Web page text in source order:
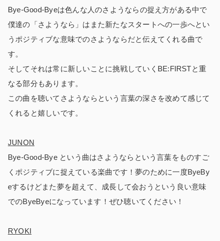
Bye-Good-Byeは色んな人のさようならの捉え方がある中で
僕達の「さようなら」はまた新たなスタートへの一歩へとい
うポジティブな意味でのさようならだと伝えてくれる曲で
す。
そしてそれは常に新しいことに挑戦していくBE:FIRSTと重
なる部分もあります。
この曲を聴いてさようならという言葉の深さを改めて感じて
くれると嬉しいです。
JUNON
Bye-Good-Bye という曲はさようならという言葉をものすご
くポジティブに捉えている楽曲です！夢のために一度ByeBy
eするけどまた夢を超えて、成長して会おうという良い意味
でのByeByeになっています！ぜひ聴いてください！
RYOKI